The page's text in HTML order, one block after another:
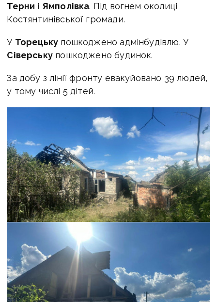
Терни і Ямполівка. Під вогнем околиці
Костянтинівської громади.
У Торецьку пошкоджено адмінбудівлю. У
Сіверську пошкоджено будинок.
За добу з лінії фронту евакуйовано 39 людей,
у тому числі 5 дітей.